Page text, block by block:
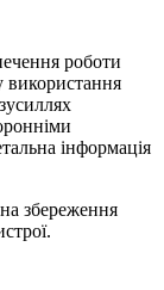
роботи
використання
інформація
збереження